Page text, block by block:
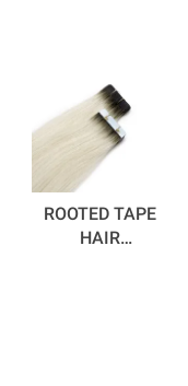
ROOTED TAPE
HAIR